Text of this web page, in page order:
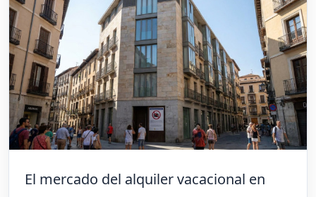
El mercado del alquiler vacacional en